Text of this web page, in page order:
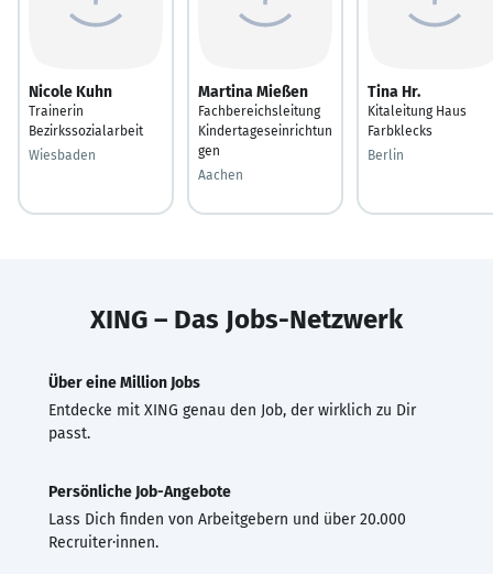
Nicole Kuhn
Trainerin
Bezirkssozialarbeit
Wiesbaden
Martina Mießen
Fachbereichsleitung
Kindertageseinrichtun
gen
Aachen
Tina Hr.
Kitaleitung Haus
Farbklecks
Berlin
XING – Das Jobs-Netzwerk
Über eine Million Jobs
Entdecke mit XING genau den Job, der wirklich zu Dir
passt.
Persönliche Job-Angebote
Lass Dich finden von Arbeitgebern und über 20.000
Recruiter·innen.